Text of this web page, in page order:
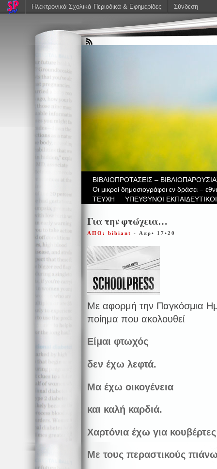
ΒIBΛΙΟΠΡΟΤΑΣΕΙΣ –
Οι μικροί δημοσιογράφοι εν δράσει –
ΤΕΥΧΗ
ΥΠΕΥΘΥΝΟΙ
Για την φτώχεια…
ΑΠΟ: bibiant - Απρ• 17•20
Με αφορμή την Παγκόσμια
ποίημα που ακολουθεί
Είμαι φτωχός
δεν έχω λεφτά.
Μα έχω οικογένεια
και καλή καρδιά.
Χαρτόνια έχω για κουβέρτες
Με τους περαστικούς
Ηλεκτρονικά Σχολικά Περιοδικά & Εφημερίδες Σύνδεση